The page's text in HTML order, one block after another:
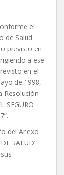
el
de Salud
previsto en
a ese
en el
de 1998,
Resolución
SEGURO
del Anexo
SALUD”